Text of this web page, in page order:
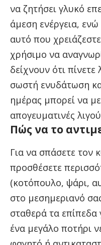
να ζητήσει γλυκό
άμεση ενέργεια,
αυτό που
χρήσιμο να
δείχνουν ότι πίνετε
σωστή ενυδάτωση
ημέρας μπορεί να
απογευματινές
Πώς να το
Για να σπάσετε τον
προσθέσετε
(κοτόπουλο, ψάρι,
στο μεσημεριανό
σταθερά τα επίπεδα
ένα μεγάλο ποτήρι